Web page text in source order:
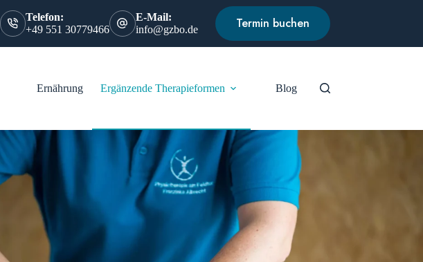
Telefon:
+49 551 30779466
E-Mail:
info@gzbo.de
Termin buchen
Ernährung Ergänzende Therapieformen Blog